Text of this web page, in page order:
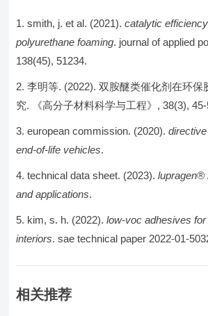
smith, j. et al. (2021).catalytic
polyurethane foaming. journal of applied
138(45), 51234.
李明等. (2022). 双胺醚类催化剂在环保
究. 《高分子材料科学与工程》, 38(3), 45-
european commission. (2020).
end-of-life vehicles.
technical data sheet. (2023).lupragen®
and applications.
kim, s. h. (2022).low-voc adhesives
interiors. sae technical paper 2022-01-
相关推荐